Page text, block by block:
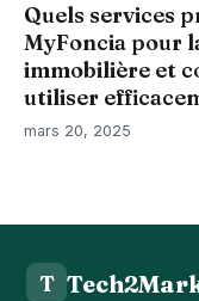
​Quels services
MyFoncia pour
immobilière et
utiliser
mars 20, 2025
T